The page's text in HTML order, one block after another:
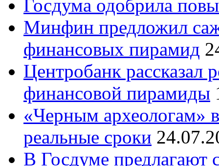
Госдума одобрила
Минфин предложил
финансовых пирамид
Центробанк рассказал
финансовой пирамиды
«Черным археологам»
реальные сроки
В Госдуме предлагают